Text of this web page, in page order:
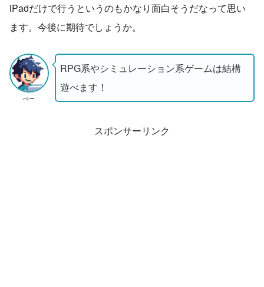
iPadだけで行うというのもかなり面白そうだなって思い
ます。今後に期待でしょうか。
ぺー
RPG系やシミュレーション系ゲームは結構
遊べます！
スポンサーリンク